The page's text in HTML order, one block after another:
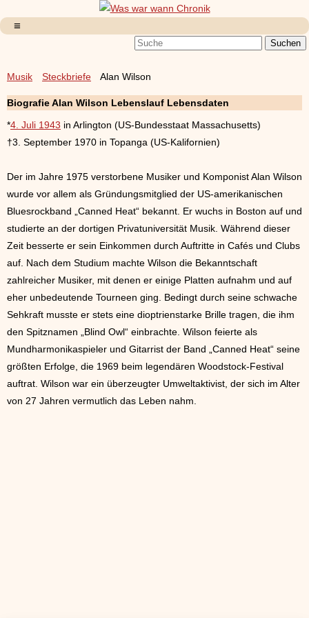
Musik Steckbriefe Alan Wilson
Biografie Alan Wilson Lebenslauf Lebensdaten
*4. Juli 1943 in Arlington (US-Bundesstaat Massachusetts)
†3. September 1970 in Topanga (US-Kalifornien)
Der im Jahre 1975 verstorbene Musiker und Komponist Alan Wilson
wurde vor allem als Gründungsmitglied der US-amerikanischen
Bluesrockband „Canned Heat“ bekannt. Er wuchs in Boston auf und
studierte an der dortigen Privatuniversität Musik. Während dieser
Zeit besserte er sein Einkommen durch Auftritte in Cafés und Clubs
auf. Nach dem Studium machte Wilson die Bekanntschaft
zahlreicher Musiker, mit denen er einige Platten aufnahm und auf
eher unbedeutende Tourneen ging. Bedingt durch seine schwache
Sehkraft musste er stets eine dioptrienstarke Brille tragen, die ihm
den Spitznamen „Blind Owl“ einbrachte. Wilson feierte als
Mundharmonikaspieler und Gitarrist der Band „Canned Heat“ seine
größten Erfolge, die 1969 beim legendären Woodstock-Festival
auftrat. Wilson war ein überzeugter Umweltaktivist, der sich im Alter
von 27 Jahren vermutlich das Leben nahm.